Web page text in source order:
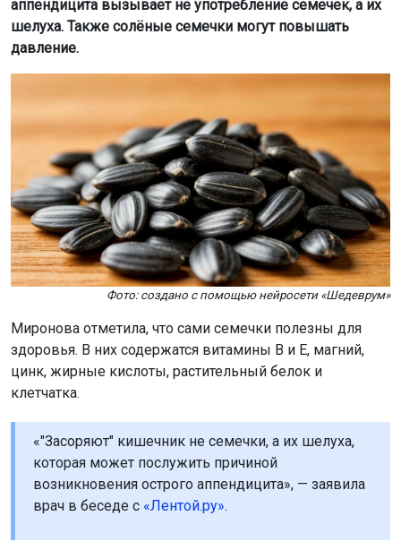
аппендицита вызывает не употребление семечек, а их
шелуха. Также солёные семечки могут повышать
давление.
Фото: создано с помощью нейросети «Шедеврум»
Миронова отметила, что сами семечки полезны для
здоровья. В них содержатся витамины B и E, магний,
цинк, жирные кислоты, растительный белок и
клетчатка.
«"Засоряют" кишечник не семечки, а их шелуха,
которая может послужить причиной
возникновения острого аппендицита», — заявила
врач в беседе с «Лентой.ру».